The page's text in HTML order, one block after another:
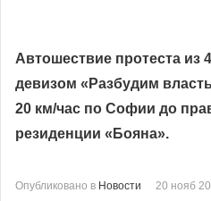
Автошествие протеста из
девизом «Разбудим
20 км/час по Софии до
резиденции «Бояна».
Опубликовано в Новости 20 нояб